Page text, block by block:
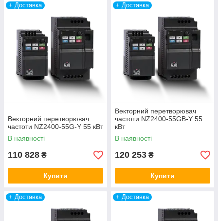
+ Доставка
Векторний перетворювач
частоти NZ2400-55G-Y 55 кВт
В наявності
110 828 ₴
Купити
+ Доставка
Векторний перетворювач
частоти NZ2400-55GB-Y 55
кВт
В наявності
120 253 ₴
Купити
+ Доставка + Доставка